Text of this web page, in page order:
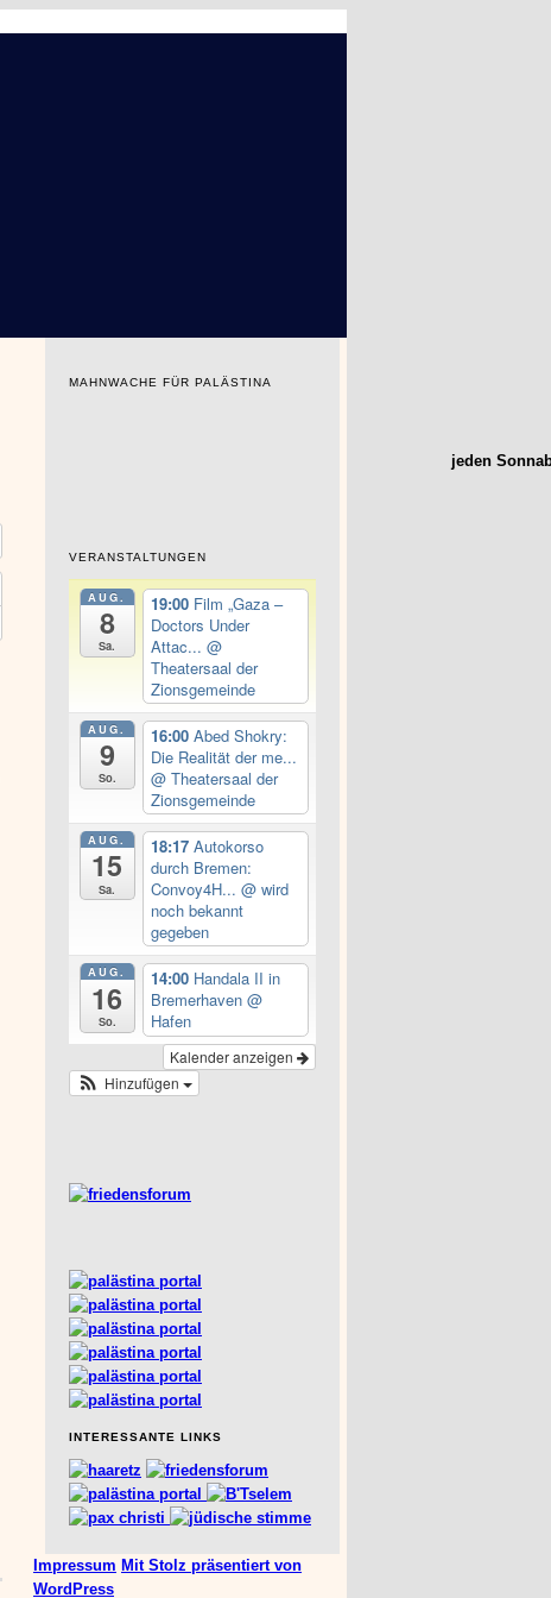
MAHNWACHE FÜR PALÄSTINA
jeden
VERANSTALTUNGEN
AUG.
8
Sa.
19:00 Film „Gaza –
Doctors Under
Attac... @
Theatersaal der
Zionsgemeinde
AUG.
9
So.
16:00 Abed Shokry:
Die Realität der me...
@ Theatersaal der
Zionsgemeinde
AUG.
15
Sa.
18:17 Autokorso
durch Bremen:
Convoy4H... @ wird
noch bekannt
gegeben
AUG.
16
So.
14:00 Handala II in
Bremerhaven @
Hafen
Kalender anzeigen
Hinzufügen
INTERESSANTE LINKS
Impressum Mit Stolz präsentiert von
WordPress